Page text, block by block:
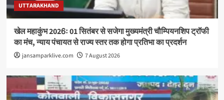
UTTARAKHAND
खेल महाकुंभ 2026ः 01 सितंबर से सजेगा मुख्यमंत्री चौम्पियनशिप ट्रॉफी
का मंच, न्याय पंचायत से राज्य स्तर तक होगा प्रतिभा का प्रदर्शन
jansamparklive.com 7 August 2026